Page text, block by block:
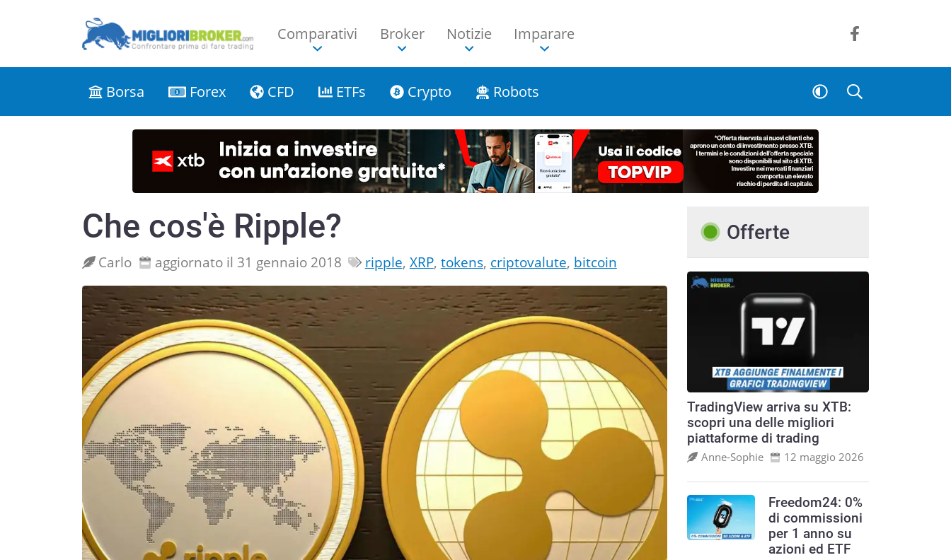
Comparativi Broker Notizie Imparare
Borsa Forex CFD ETFs Crypto Robots
Che cos'è Ripple?
Carlo aggiornato il 31 gennaio 2018 ripple, XRP, tokens, criptovalute, bitcoin
Offerte
TradingView arriva su XTB:
scopri una delle migliori
piattaforme di trading
Anne‑Sophie 12 maggio 2026
Freedom24: 0%
di commissioni
per 1 anno su
azioni ed ETF